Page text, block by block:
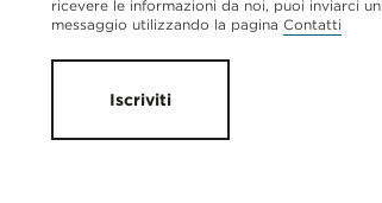
ricevere le informazioni da noi, puoi inviarci un
messaggio utilizzando la pagina Contatti
Iscriviti